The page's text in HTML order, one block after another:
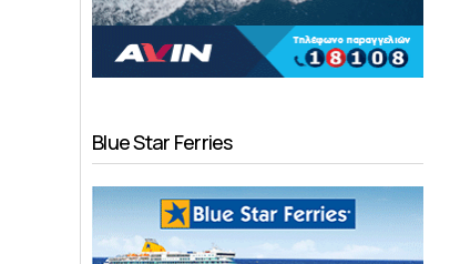
Blue Star Ferries